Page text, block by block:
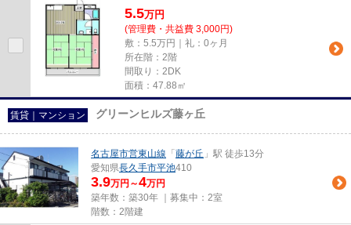
5.5万円
(管理費・共益費 3,000円)
敷：5.5万円｜礼：0ヶ月
所在階：2階
間取り：2DK
面積：47.88㎡
賃貸｜マンション グリーンヒルズ藤ヶ丘
名古屋市営東山線 「 藤が丘 」駅 徒歩13分
愛知県長久手市平池410
3.9万円～4万円
築年数：築30年 ｜募集中： 2室
階数：2階建